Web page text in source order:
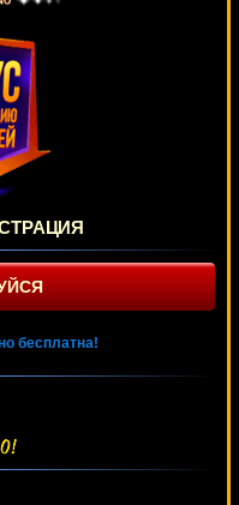
бесплатна!